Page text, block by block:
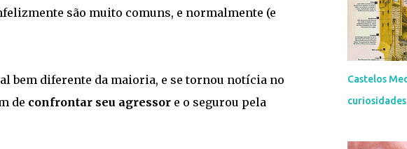
são muito comuns, e normalmente (e
bem diferente da maioria, e se tornou notícia no
de confrontar seu agressore o segurou pela
Castelos